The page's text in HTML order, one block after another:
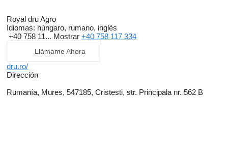
Royal dru Agro
Idiomas: húngaro, rumano, inglés
+40 758 11... Mostrar +40 758 117 334
Llámame Ahora
dru.ro/
Dirección
Rumanía, Mures, 547185, Cristesti, str. Principala nr. 562 B